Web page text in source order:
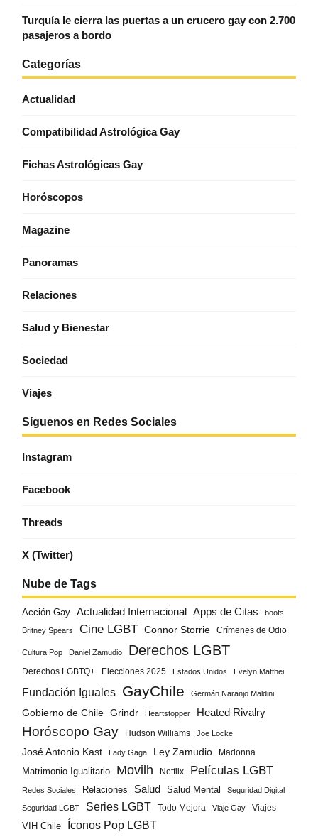
Turquía le cierra las puertas a un crucero gay con 2.700
pasajeros a bordo
Categorías
Actualidad
Compatibilidad Astrológica Gay
Fichas Astrológicas Gay
Horóscopos
Magazine
Panoramas
Relaciones
Salud y Bienestar
Sociedad
Viajes
Síguenos en Redes Sociales
Instagram
Facebook
Threads
X (Twitter)
Nube de Tags
Acción Gay Actualidad Internacional Apps de Citas boots
Britney Spears Cine LGBT Connor Storrie Crímenes de Odio
Cultura Pop Daniel Zamudio Derechos LGBT
Derechos LGBTQ+ Elecciones 2025 Estados Unidos Evelyn Matthei
Fundación Iguales GayChile Germán Naranjo Maldini
Gobierno de Chile Grindr Heartstopper Heated Rivalry
Horóscopo Gay Hudson Williams Joe Locke
José Antonio Kast Lady Gaga Ley Zamudio Madonna
Matrimonio Igualitario Movilh Netflix Películas LGBT
Redes Sociales Relaciones Salud Salud Mental Seguridad Digital
Seguridad LGBT Series LGBT Todo Mejora Viaje Gay
Viajes
VIH Chile
Íconos Pop LGBT